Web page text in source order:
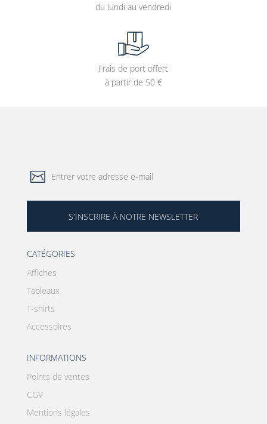
du lundi au vendredi
Frais de port offert
à partir de 50 €
S'INSCRIRE À NOTRE NEWSLETTER
CATÉGORIES
Affiches
Tableaux
T-shirts
Accessoires
INFORMATIONS
Points de ventes
CGV
Mentions légales